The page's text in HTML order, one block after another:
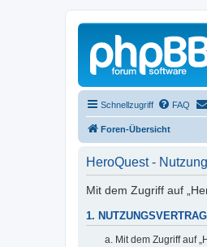
Schnellzugriff FAQ
Foren-Übersicht
HeroQuest -
Mit dem Zugriff auf
1. NUTZUNGSVERTRAG
Mit dem Zugriff auf